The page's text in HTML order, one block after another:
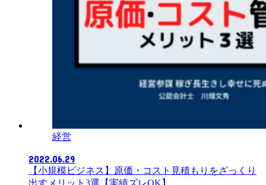
経営
2022.06.29
【小規模ビジネス】原価・コスト見積もりをざっくり